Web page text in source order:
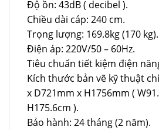
Độ ồn: 43dB ( decibel ).
Chiều dài cáp: 240 cm.
Trọng lượng: 169.8kg (170 kg).
Điện áp: 220V/50 – 60Hz.
Tiêu chuẩn tiết kiệm điện
Kích thước bản vẽ kỹ thuật
x D721mm x H1756mm (
H175.6cm ).
Bảo hành: 24 tháng (2 năm).